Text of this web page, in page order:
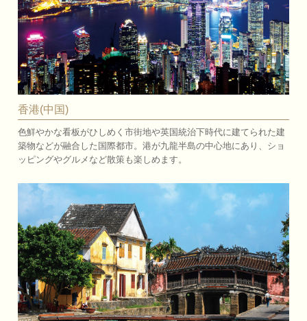
香港(中国)
色鮮やかな看板がひしめく市街地や英国統治下時代に建てられた建
築物などが融合した国際都市。港が九龍半島の中心地にあり、ショ
ッピングやグルメなど散策も楽しめます。